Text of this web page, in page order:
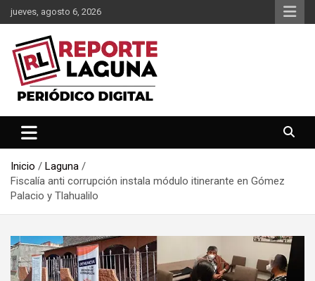
Saltar
al
contenido
jueves, agosto 6, 2026
Reporte Laguna
Inicio
Laguna
Fiscalía anti corrupción instala módulo itinerante en Gómez
Palacio y Tlahualilo